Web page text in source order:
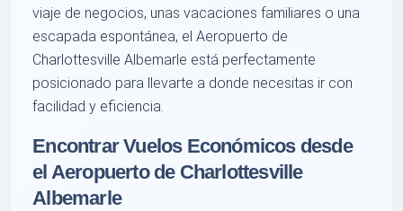
viaje de negocios, unas vacaciones familiares o una
escapada espontánea, el Aeropuerto de
Charlottesville Albemarle está perfectamente
posicionado para llevarte a donde necesitas ir con
facilidad y eficiencia.
Encontrar Vuelos Económicos desde
el Aeropuerto de Charlottesville
Albemarle